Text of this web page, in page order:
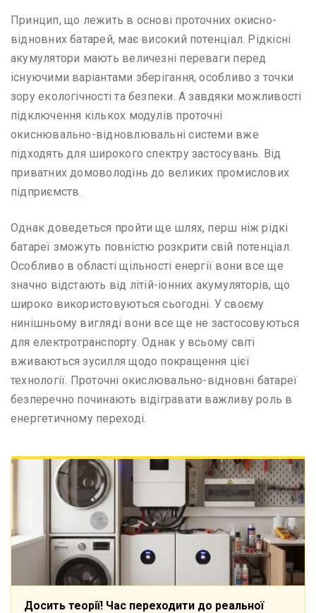
Принцип, що лежить в основі проточних окисно-
відновних батарей, має високий потенціал. Рідкісні
акумулятори мають величезні переваги перед
існуючими варіантами зберігання, особливо з точки
зору екологічності та безпеки. А завдяки можливості
підключення кількох модулів проточні
окиснювально-відновлювальні системи вже
підходять для широкого спектру застосувань. Від
приватних домоволодінь до великих промислових
підприємств.
Однак доведеться пройти ще шлях, перш ніж рідкі
батареї зможуть повністю розкрити свій потенціал.
Особливо в області щільності енергії вони все ще
значно відстають від літій-іонних акумуляторів, що
широко використовуються сьогодні. У своєму
нинішньому вигляді вони все ще не застосовуються
для електротранспорту. Однак у всьому світі
вживаються зусилля щодо покращення цієї
технології. Проточні окислювально-відновні батареї
безперечно починають відігравати важливу роль в
енергетичному переході.
Досить теорії! Час переходити до реальної